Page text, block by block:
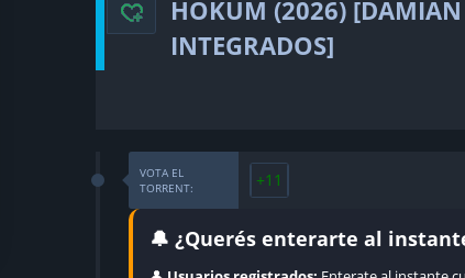
HOKUM (2026) [DAMIAN
INTEGRADOS]
VOTA EL
TORRENT:
+11
🔔 ¿Querés enterarte al